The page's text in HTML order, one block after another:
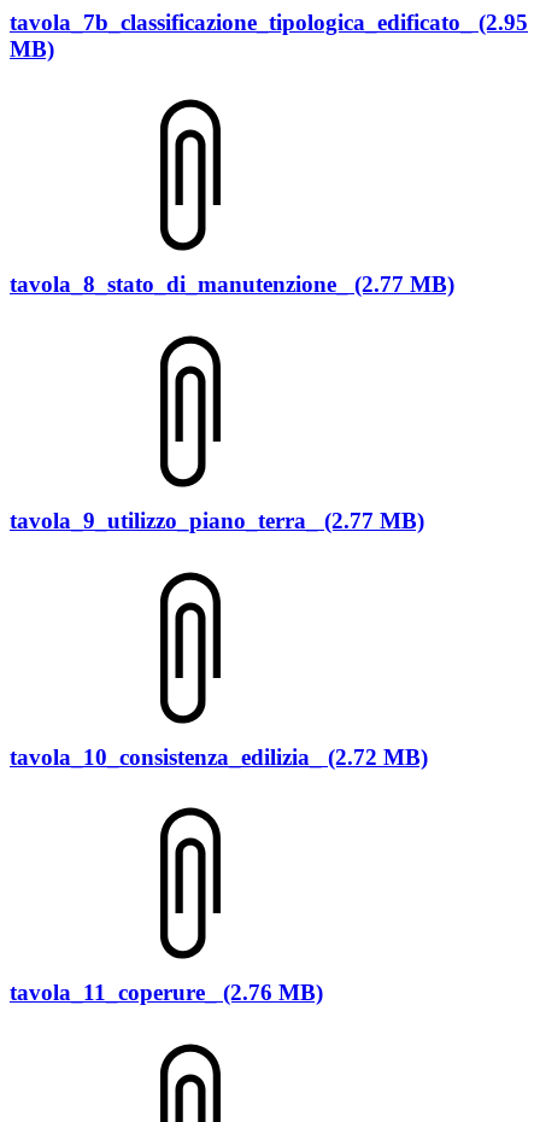
tavola_7b_classificazione_tipologica_edificato_ (2.95
MB)
tavola_8_stato_di_manutenzione_ (2.77 MB)
tavola_9_utilizzo_piano_terra_ (2.77 MB)
tavola_10_consistenza_edilizia_ (2.72 MB)
tavola_11_coperure_ (2.76 MB)